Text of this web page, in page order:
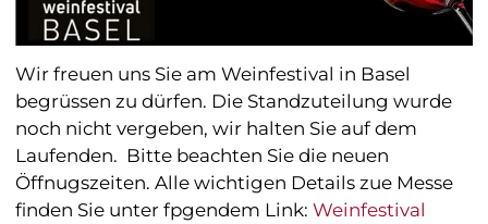
Wir freuen uns Sie am Weinfestival in Basel
begrüssen zu dürfen. Die Standzuteilung wurde
noch nicht vergeben, wir halten Sie auf dem
Laufenden. Bitte beachten Sie die neuen
Öffnugszeiten. Alle wichtigen Details zue Messe
finden Sie unter fpgendem Link: Weinfestival